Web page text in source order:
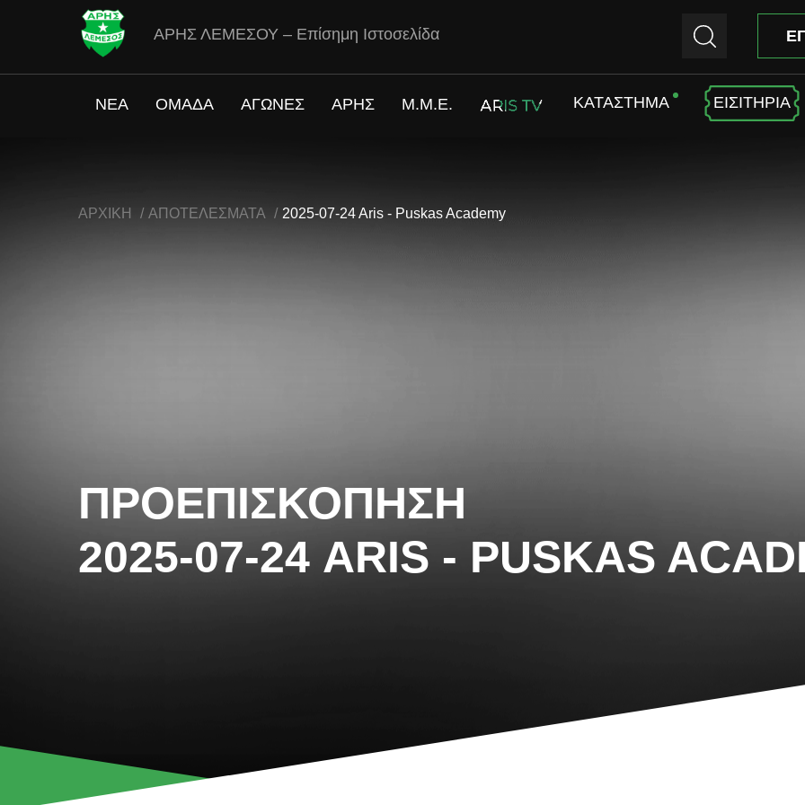
ΑΡΗΣ ΛΕΜΕΣΟΥ – Επίσημη Ιστοσελίδα
ΝΕΑ ΟΜΑΔΑ ΑΓΩΝΕΣ ΑΡΗΣ M.M.E. ARIS TV ΚΑΤΑΣΤΗΜΑ ΕΙΣΙΤΗΡΙΑ
ΑΡΧΙΚΗ ΑΠΟΤΕΛΕΣΜΑΤΑ 2025-07-24 Aris - Puskas Academy
ΠΡΟΕΠΙΣΚΟΠΗΣΗ
2025-07-24 ARIS - PUSKAS